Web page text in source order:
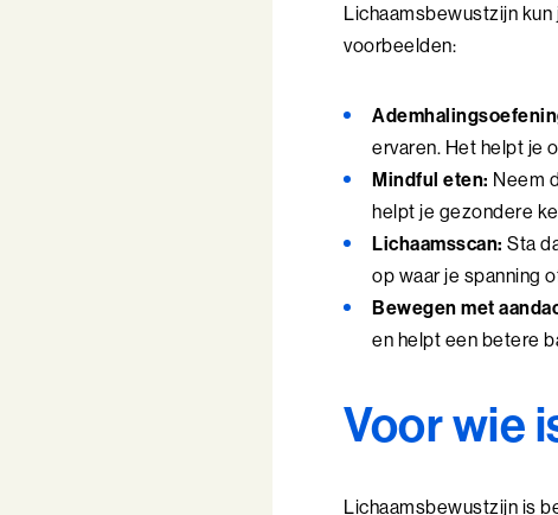
Lichaamsbewustzijn
voorbeelden:
ervaren. Het helpt je
Mindful eten: Neem
helpt je gezondere
Lichaamsscan: Sta
op waar je spanning
Bewegen met
en helpt een betere
Voor wie
Lichaamsbewustzijn is